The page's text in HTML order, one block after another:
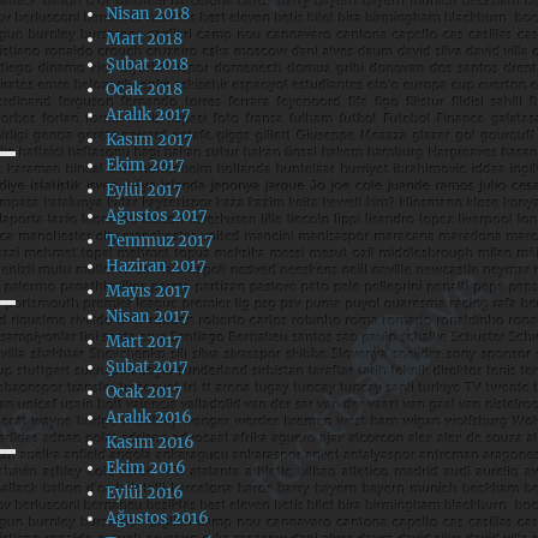
Nisan 2018
Mart 2018
Şubat 2018
Ocak 2018
Aralık 2017
Kasım 2017
Ekim 2017
Eylül 2017
Ağustos 2017
Temmuz 2017
Haziran 2017
Mayıs 2017
Nisan 2017
Mart 2017
Şubat 2017
Ocak 2017
Aralık 2016
Kasım 2016
Ekim 2016
Eylül 2016
Ağustos 2016